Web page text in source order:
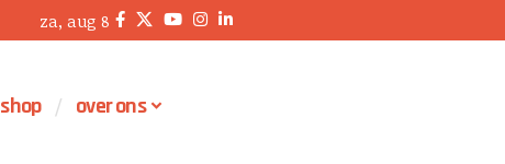
za, aug 8
shop over ons